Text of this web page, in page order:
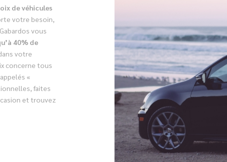
de véhicules
votre besoin,
vous
40% de
votre
concerne tous
«
faites
et trouvez